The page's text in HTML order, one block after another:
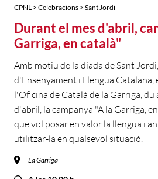
CPNL > Celebracions > Sant Jordi
Durant el mes d'abril,
Garriga, en català"
Amb motiu de la diada de Sant
d'Ensenyament i Llengua Catalana,
l'Oficina de Català de la Garriga, du
d'abril, la campanya "A la Garriga,
que vol posar en valor la llengua i
utilitzar-la en qualsevol situació.
La Garriga